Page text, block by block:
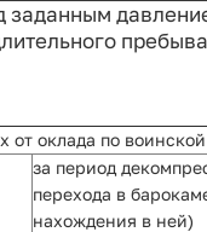
от оклада по
за период
перехода в
нахождения в ней)